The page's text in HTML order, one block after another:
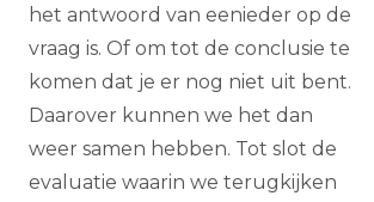
het antwoord van eenieder op de
vraag is. Of om tot de conclusie te
komen dat je er nog niet uit bent.
Daarover kunnen we het dan
weer samen hebben. Tot slot de
evaluatie waarin we terugkijken